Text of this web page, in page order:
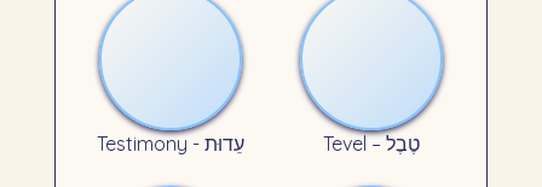
Testimony - עֵדוּת Tevel – טֶבֶל